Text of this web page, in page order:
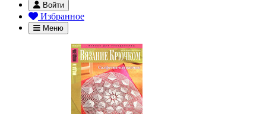
Войти
Избранное
Меню